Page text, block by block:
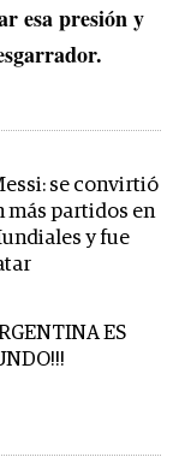
esa presión y
se convirtió
más partidos en
y fue
ES